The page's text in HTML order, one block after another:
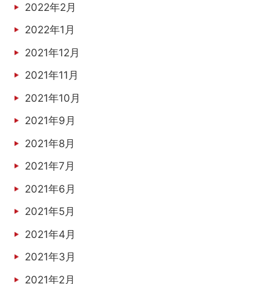
2022年2月
2022年1月
2021年12月
2021年11月
2021年10月
2021年9月
2021年8月
2021年7月
2021年6月
2021年5月
2021年4月
2021年3月
2021年2月